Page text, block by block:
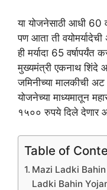
या योजनेसाठी आधी 60
पण आता ती
ही मर्यादा 65
मुख्यमंत्री एकनाथ शिंदे
जमिनीच्या मालकीची
योजनेच्या माध्यमातून
१५०० रुपये दिले देणार
Table of
Mazi Ladki
Ladki Bahin